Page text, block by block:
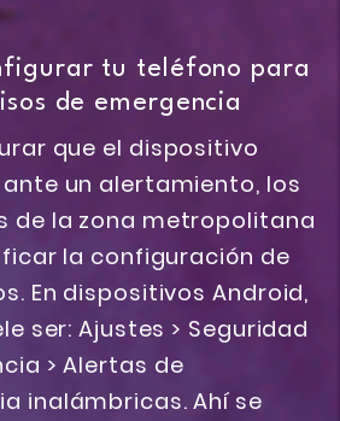
tu teléfono para
de emergencia
que el dispositivo
un alertamiento, los
de la zona metropolitana
la configuración de
En dispositivos Android,
ser: Ajustes > Seguridad
> Alertas de
inalámbricas. Ahí se